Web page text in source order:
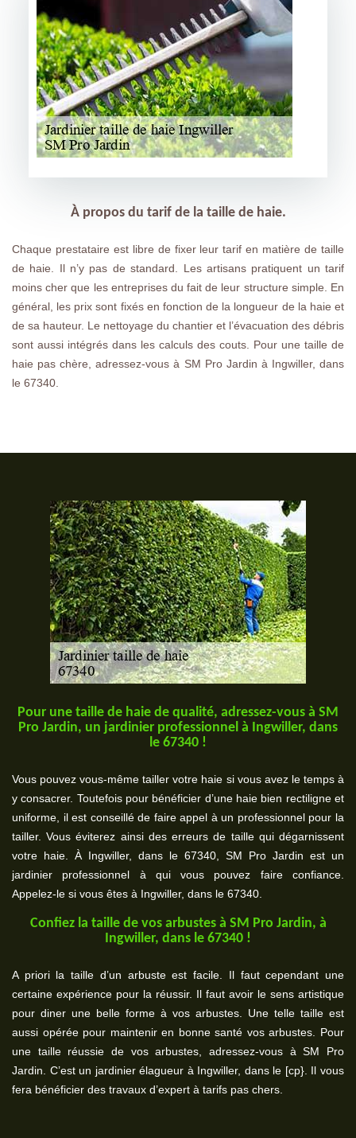
À propos du tarif de la taille de haie.
Chaque prestataire est libre de fixer leur tarif en matière de taille
de haie. Il n’y pas de standard. Les artisans pratiquent un tarif
moins cher que les entreprises du fait de leur structure simple. En
général, les prix sont fixés en fonction de la longueur de la haie et
de sa hauteur. Le nettoyage du chantier et l’évacuation des débris
sont aussi intégrés dans les calculs des couts. Pour une taille de
haie pas chère, adressez-vous à SM Pro Jardin à Ingwiller, dans
le 67340.
Pour une taille de haie de qualité, adressez-vous à SM
Pro Jardin, un jardinier professionnel à Ingwiller, dans
le 67340 !
Vous pouvez vous-même tailler votre haie si vous avez le temps à
y consacrer. Toutefois pour bénéficier d’une haie bien rectiligne et
uniforme, il est conseillé de faire appel à un professionnel pour la
tailler. Vous éviterez ainsi des erreurs de taille qui dégarnissent
votre haie. À Ingwiller, dans le 67340, SM Pro Jardin est un
jardinier professionnel à qui vous pouvez faire confiance.
Appelez-le si vous êtes à Ingwiller, dans le 67340.
Confiez la taille de vos arbustes à SM Pro Jardin, à
Ingwiller, dans le 67340 !
A priori la taille d’un arbuste est facile. Il faut cependant une
certaine expérience pour la réussir. Il faut avoir le sens artistique
pour diner une belle forme à vos arbustes. Une telle taille est
aussi opérée pour maintenir en bonne santé vos arbustes. Pour
une taille réussie de vos arbustes, adressez-vous à SM Pro
Jardin. C’est un jardinier élagueur à Ingwiller, dans le [cp}. Il vous
fera bénéficier des travaux d’expert à tarifs pas chers.